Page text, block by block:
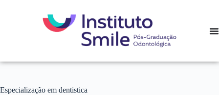
Especialização em dentistica